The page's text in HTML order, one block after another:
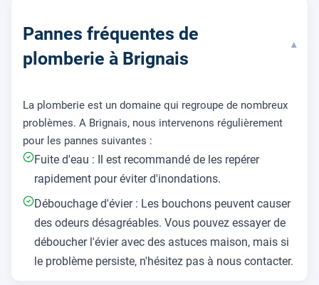
Pannes fréquentes de
plomberie à Brignais
▾
La plomberie est un domaine qui regroupe de nombreux
problèmes. A Brignais, nous intervenons régulièrement
pour les pannes suivantes :
Fuite d'eau : Il est recommandé de les repérer
rapidement pour éviter d'inondations.
Débouchage d'évier : Les bouchons peuvent causer
des odeurs désagréables. Vous pouvez essayer de
déboucher l'évier avec des astuces maison, mais si
le problème persiste, n'hésitez pas à nous contacter.